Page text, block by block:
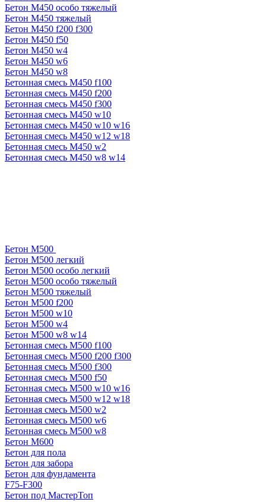
Бетон М450 особо тяжелый
Бетон М450 тяжелый
Бетон М450 f200 f300
Бетон М450 f50
Бетон М450 w4
Бетон М450 w6
Бетон М450 w8
Бетонная смесь М450 f100
Бетонная смесь М450 f200
Бетонная смесь М450 f300
Бетонная смесь М450 w10
Бетонная смесь М450 w10 w16
Бетонная смесь М450 w12 w18
Бетонная смесь М450 w2
Бетонная смесь М450 w8 w14
Бетон М500
Бетон М500 легкий
Бетон М500 особо легкий
Бетон М500 особо тяжелый
Бетон М500 тяжелый
Бетон М500 f200
Бетон М500 w10
Бетон М500 w4
Бетон М500 w8 w14
Бетонная смесь М500 f100
Бетонная смесь М500 f200 f300
Бетонная смесь М500 f300
Бетонная смесь М500 f50
Бетонная смесь М500 w10 w16
Бетонная смесь М500 w12 w18
Бетонная смесь М500 w2
Бетонная смесь М500 w6
Бетонная смесь М500 w8
Бетон М600
Бетон для пола
Бетон для забора
Бетон для фундамента
F75-F300
Бетон под МастерТоп